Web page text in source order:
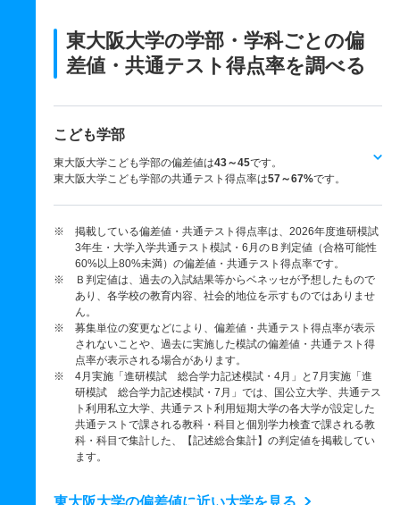
東大阪大学の学部・学科ごとの偏
差値・共通テスト得点率を調べる
こども学部
東大阪大学こども学部の偏差値は43～45です。
東大阪大学こども学部の共通テスト得点率は57～67%です。
※ 掲載している偏差値・共通テスト得点率は、2026年度進研模試
3年生・大学入学共通テスト模試・6月のＢ判定値（合格可能性
60%以上80%未満）の偏差値・共通テスト得点率です。
※ Ｂ判定値は、過去の入試結果等からベネッセが予想したもので
あり、各学校の教育内容、社会的地位を示すものではありませ
ん。
※ 募集単位の変更などにより、偏差値・共通テスト得点率が表示
されないことや、過去に実施した模試の偏差値・共通テスト得
点率が表示される場合があります。
※ 4月実施「進研模試 総合学力記述模試・4月」と7月実施「進
研模試 総合学力記述模試・7月」では、国公立大学、共通テス
ト利用私立大学、共通テスト利用短期大学の各大学が設定した
共通テストで課される教科・科目と個別学力検査で課される教
科・科目で集計した、【記述総合集計】の判定値を掲載してい
ます。
東大阪大学の偏差値に近い大学を見る